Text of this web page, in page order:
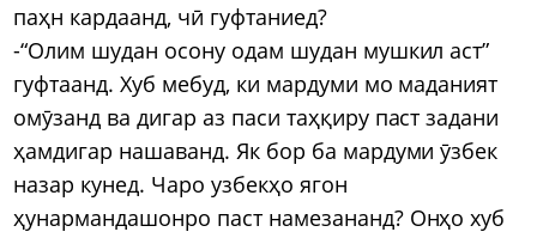
паҳн кардаанд, чӣ гуфтаниед?
-“Олим шудан осону одам шудан мушкил аст”
гуфтаанд. Хуб мебуд, ки мардуми мо маданият
омӯзанд ва дигар аз паси таҳқиру паст задани
ҳамдигар нашаванд. Як бор ба мардуми ӯзбек
назар кунед. Чаро узбекҳо ягон
ҳунармандашонро паст намезананд? Онҳо хуб